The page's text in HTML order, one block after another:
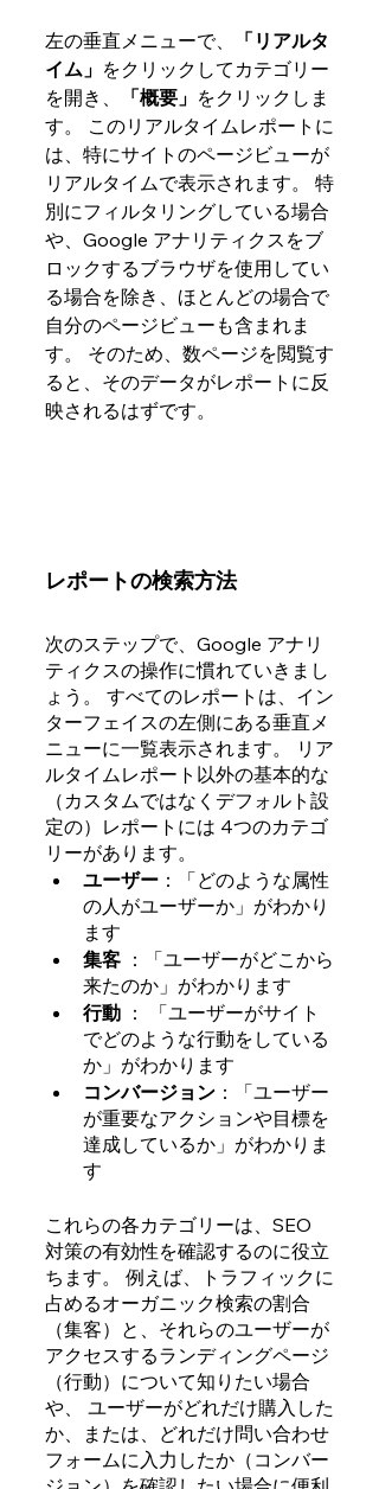
左の垂直メニューで、
「リアルタ
イム」 をクリックしてカテゴリー
を開き、
「概要」 をクリックしま
す。 このリアルタイムレポートに
は、特にサイトのページビューが
リアルタイムで表示されます。 特
別にフィルタリングしている場合
や、Google アナリティクスをブ
ロックするブラウザを使用してい
る場合を除き、ほとんどの場合で
自分のページビューも含まれま
す。 そのため、数ページを閲覧す
ると、そのデータがレポートに反
映されるはずです。
レポートの検索方法
次のステップで、Google アナリ
ティクスの操作に慣れていきまし
ょう。 すべてのレポートは、イン
ターフェイスの左側にある垂直メ
ニューに一覧表示されます。 リア
ルタイムレポート以外の基本的な
（カスタムではなくデフォルト設
定の）レポートには 4つのカテゴ
リーがあります。
ユーザー ：「どのような属性
の人がユーザーか」がわかり
ます
集客 ：「ユーザーがどこから
来たのか」がわかります
行動 ： 「ユーザーがサイト
でどのような行動をしている
か」がわかります
コンバージョン ：「ユーザー
が重要なアクションや目標を
達成しているか」がわかりま
す
これらの各カテゴリーは、SEO
対策の有効性を確認するのに役立
ちます。 例えば、トラフィックに
占めるオーガニック検索の割合
（集客）と、それらのユーザーが
アクセスするランディングページ
（行動）について知りたい場合
や、 ユーザーがどれだけ購入した
か、または、どれだけ問い合わせ
フォームに入力したか（コンバー